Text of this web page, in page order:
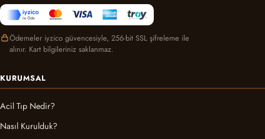
Ödemeler iyzico güvencesiyle, 256-bit SSL şifreleme ile
alınır. Kart bilgileriniz saklanmaz.
KURUMSAL
Acil Tıp Nedir?
Nasıl Kurulduk?